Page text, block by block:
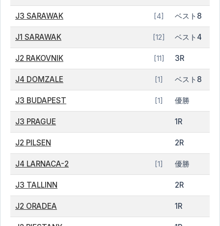
J3 SARAWAK [4] ベスト8
J1 SARAWAK [12] ベスト4
J2 RAKOVNIK [11] 3R
J4 DOMZALE [1] ベスト8
J3 BUDAPEST [1] 優勝
J3 PRAGUE 1R
J2 PILSEN 2R
J4 LARNACA-2 [1] 優勝
J3 TALLINN 2R
J2 ORADEA 1R